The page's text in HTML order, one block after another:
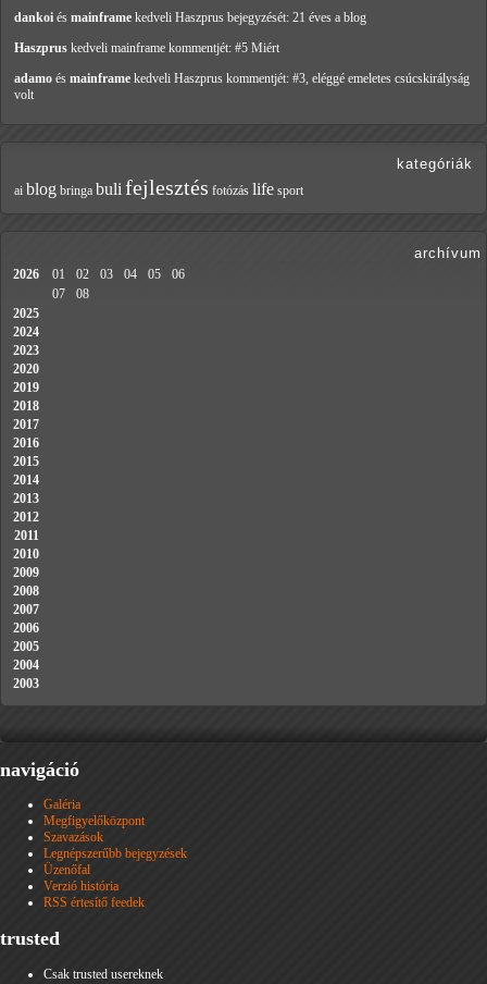
dankoi és mainframe kedveli Haszprus bejegyzését: 21 éves a blog
Haszprus kedveli mainframe kommentjét: #5 Miért
adamo és mainframe kedveli Haszprus kommentjét: #3, eléggé emeletes csúcskirályság
volt
kategóriák
ai blog bringa buli fejlesztés fotózás life sport
archívum
2026 01 02 03 04 05
06
07
08
2025
2024
2023
2020
2019
2018
2017
2016
2015
2014
2013
2012
2011
2010
2009
2008
2007
2006
2005
2004
2003
navigáció
Galéria
Megfigyelőközpont
Szavazások
Legnépszerűbb bejegyzések
Üzenőfal
Verzió história
RSS értesítő feedek
trusted
Csak trusted usereknek